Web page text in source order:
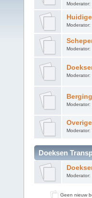
Moderator:
Moderator:
Moderator:
Moderator:
Moderator:
Moderator:
Doeksen
Moderator:
Geen nieuw